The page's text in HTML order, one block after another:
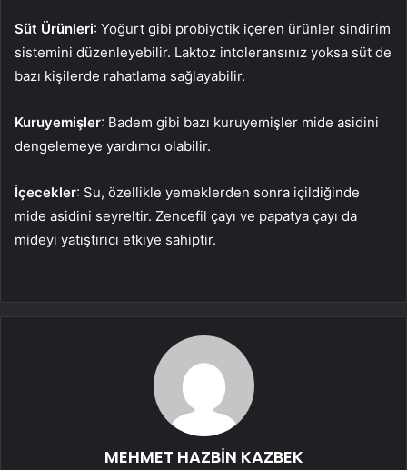
Süt Ürünleri: Yoğurt gibi probiyotik içeren ürünler sindirim
sistemini düzenleyebilir. Laktoz intoleransınız yoksa süt de
bazı kişilerde rahatlama sağlayabilir.
Kuruyemişler: Badem gibi bazı kuruyemişler mide asidini
dengelemeye yardımcı olabilir.
İçecekler: Su, özellikle yemeklerden sonra içildiğinde
mide asidini seyreltir. Zencefil çayı ve papatya çayı da
mideyi yatıştırıcı etkiye sahiptir.
MEHMET HAZBİN KAZBEK